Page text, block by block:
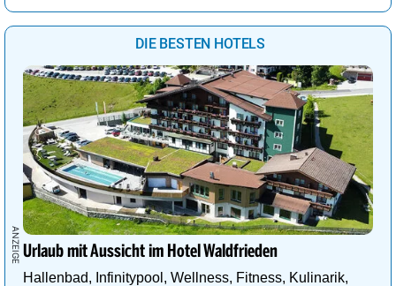
DIE BESTEN HOTELS
Urlaub mit Aussicht im Hotel Waldfrieden
Hallenbad, Infinitypool, Wellness, Fitness, Kulinarik,